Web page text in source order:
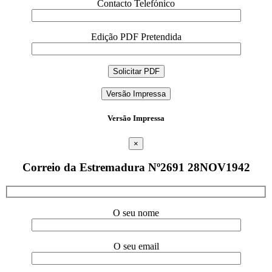
Contacto Telefónico
Edição PDF Pretendida
Versão Impressa
Versão Impressa
×
Correio da Estremadura Nº2691 28NOV1942
O seu nome
O seu email